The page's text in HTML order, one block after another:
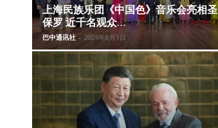
上海民族乐团《中国色》音乐会亮相圣
保罗 近千名观众...
巴中通讯社 - 2026年8月1日